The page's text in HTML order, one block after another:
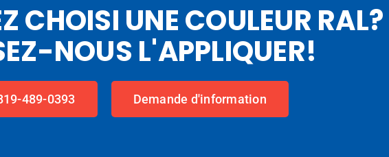
CHOISI UNE COULEUR RAL?
NOUS L'APPLIQUER!
489-0393 Demande d'information